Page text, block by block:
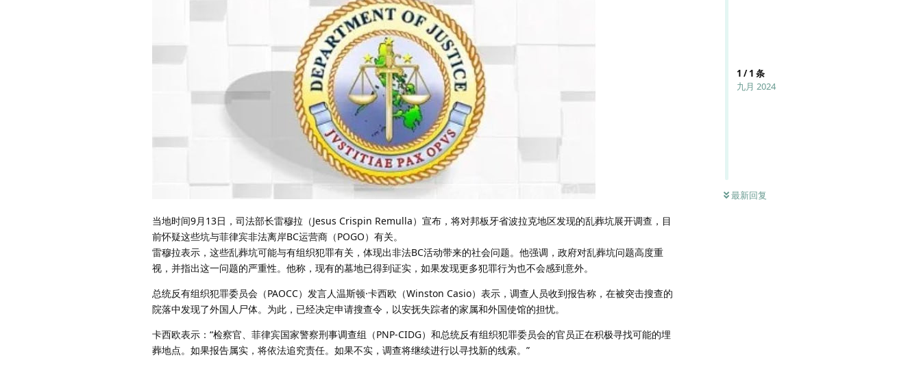
1 /1 条
九月 2024
最新回复
当地时间9月13日，司法部长雷穆拉（Jesus Crispin Remulla）宣布，将对邦板牙省波拉克地区发现的乱葬坑展开调查，目
前怀疑这些坑与菲律宾非法离岸BC运营商（POGO）有关。
雷穆拉表示，这些乱葬坑可能与有组织犯罪有关，体现出非法BC活动带来的社会问题。他强调，政府对乱葬坑问题高度重
视，并指出这一问题的严重性。他称，现有的墓地已得到证实，如果发现更多犯罪行为也不会感到意外。
总统反有组织犯罪委员会（PAOCC）发言人温斯顿·卡西欧（Winston Casio）表示，调查人员收到报告称，在被突击搜查的
院落中发现了外国人尸体。为此，已经决定申请搜查令，以安抚失踪者的家属和外国使馆的担忧。
卡西欧表示：“检察官、菲律宾国家警察刑事调查组（PNP-CIDG）和总统反有组织犯罪委员会的官员正在积极寻找可能的埋
葬地点。如果报告属实，将依法追究责任。如果不实，调查将继续进行以寻找新的线索。”